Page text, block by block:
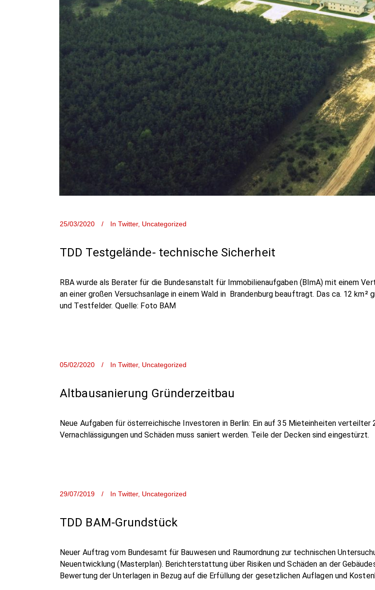
25/03/2020 In Twitter, Uncategorized
TDD Testgelände- technische Sicherheit
RBA wurde als Berater für die Bundesanstalt für Immobilienaufgaben (BImA) mit einem
an einer großen Versuchsanlage in einem Wald in Brandenburg beauftragt. Das ca. 12
und Testfelder. Quelle: Foto BAM
05/02/2020 In Twitter, Uncategorized
Altbausanierung Gründerzeitbau
Neue Aufgaben für österreichische Investoren in Berlin: Ein auf 35 Mieteinheiten verteilter
Vernachlässigungen und Schäden muss saniert werden. Teile der Decken sind eingestürzt.
29/07/2019 In Twitter, Uncategorized
TDD BAM-Grundstück
Neuer Auftrag vom Bundesamt für Bauwesen und Raumordnung zur technischen
Neuentwicklung (Masterplan). Berichterstattung über Risiken und Schäden an der
Bewertung der Unterlagen in Bezug auf die Erfüllung der gesetzlichen Auflagen und